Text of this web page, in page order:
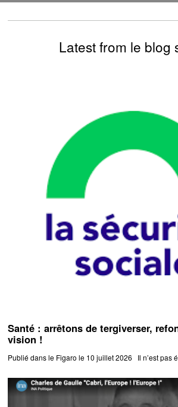
Latest from le blog
Santé : arrêtons de tergiverser,
vision !
Publié dans le Figaro le 10 juillet 2026 Il n’est pas